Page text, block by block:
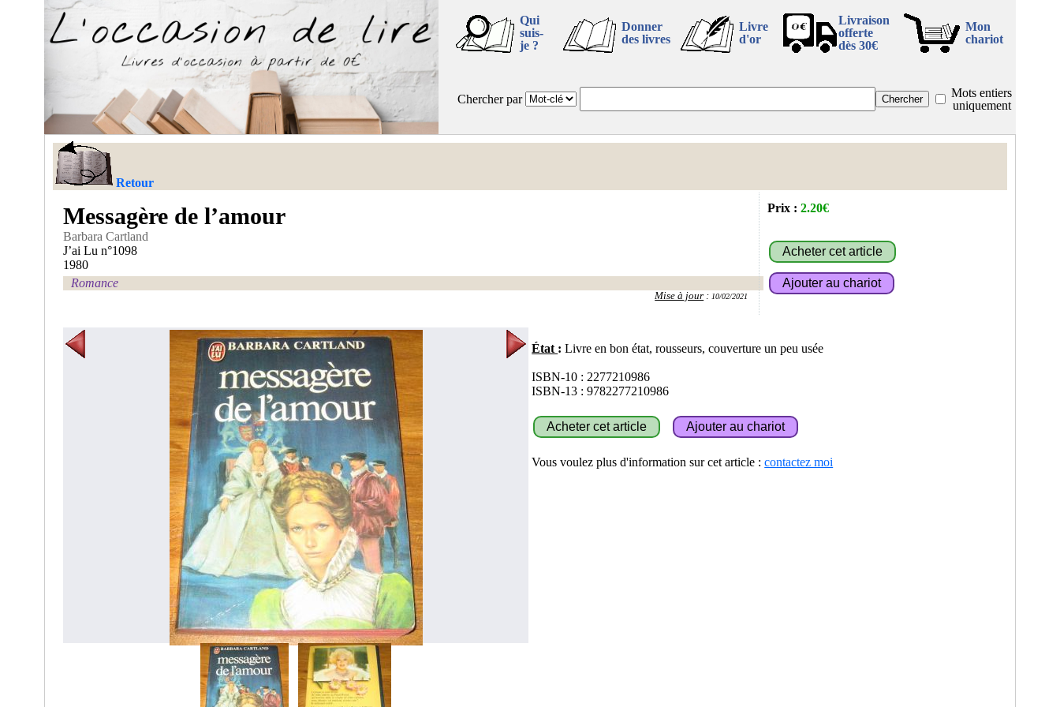
Qui
suis-
je ?
Donner
des livres
Livre
d'or
Livraison
offerte
dès 30€
Mon
chariot
Chercher par
Mots entiers
uniquement
Retour
Messagère de l’amour
Barbara Cartland
J’ai Lu n°1098
1980
Romance
Mise à jour :10/02/2021
Prix : 2.20€
État : Livre en bon état, rousseurs, couverture un peu usée
ISBN-10 : 2277210986
ISBN-13 : 9782277210986
Vous voulez plus d'information sur cet article :contactez moi